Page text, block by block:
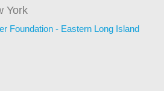
York
Foundation - Eastern Long Island